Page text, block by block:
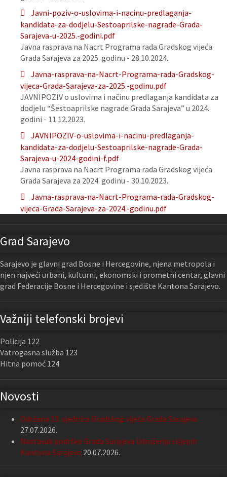
Javni-poziv-o-uslovima-i-nacinu-predlaganja-
kandidata-za-dodjelu-Sestoaprilske-nagrade-Grada-
Sarajeva-u-2025.-godini.pdf
Javna rasprava na Nacrt Programa rada Gradskog vijeća
Grada Sarajeva za 2025. godinu - 28.10.2024.
Javna-rasprava-na-Nacrt-Programa-rada-Gradskog-
vijeca-Grada-Sarajeva-za-2025.-godinu.pdf
JAVNIPOZIV o uslovima i načinu predlaganja kandidata za
dodjelu “Šestoaprilske nagrade Grada Sarajeva” u 2024.
godini - 11.12.2023.
JAVNIPOZIV-o-uslovima-i-nacinu-predlaganja-
kandidata-za-dodjelu-Sestoaprilske-nagrade-Grada-
Sarajeva-u-2024-godini-f.pdf
Javna rasprava na Nacrt Programa rada Gradskog vijeća
Grada Sarajeva za 2024. godinu - 30.10.2023.
Javna-rasprava-na-Nacrt-Programa-rada-Gradskog-
vijeca-Grada-Sarajeva-za-2024.-godinu.pdf
Grad Sarajevo
Sarajevo je glavni grad Bosne i Hercegovine, njena metropola i
njen najveći urbani, kulturni, ekonomski i prometni centar, glavni
grad Federacije Bosne i Hercegovine i sjedište Kantona Sarajevo.
Važniji telefonski brojevi
Policija 122
Vatrogasna služba 123
Hitna pomoć 124
Novosti
Održana 13. sjednica Gradskog vijeća Grada Sarajeva
27.07.2026.
Nastavak podrške Grada Sarajeva Udruženju slijepih
Kantona Sarajevo 20.07.2026.